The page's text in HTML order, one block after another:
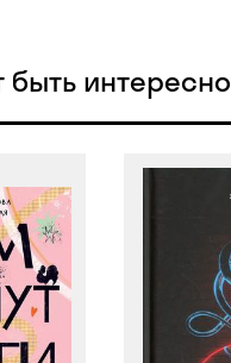
интересно